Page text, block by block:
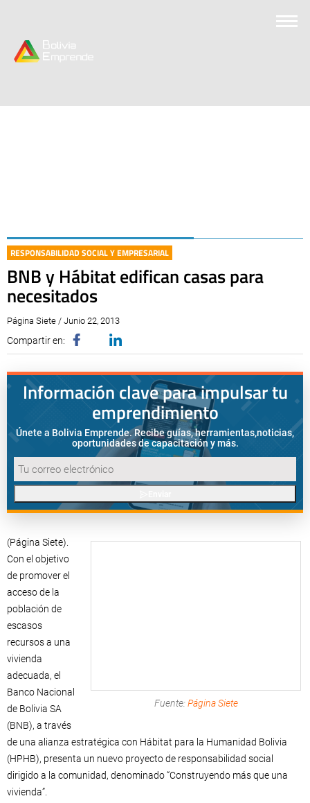
RESPONSABILIDAD SOCIAL Y EMPRESARIAL
BNB y Hábitat edifican casas para
necesitados
Página Siete / Junio 22, 2013
Compartir en:
Información clave para impulsar tu
emprendimiento
Únete a Bolivia Emprende. Recibe guías, herramientas,noticias,
oportunidades de capacitación y más.
Fuente:Página Siete
(Página Siete).
Con el objetivo
de promover el
acceso de la
población de
escasos
recursos a una
vivienda
adecuada, el
Banco Nacional
de Bolivia SA
(BNB), a través
de una alianza estratégica con Hábitat para la Humanidad Bolivia
(HPHB), presenta un nuevo proyecto de responsabilidad social
dirigido a la comunidad, denominado “Construyendo más que una
vivienda”.